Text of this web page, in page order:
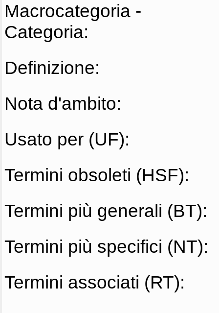
Macrocategoria -
Categoria:
Definizione:
Nota d'ambito:
Usato per (UF):
Termini obsoleti (HSF):
Termini più generali (BT):
Termini più specifici (NT):
Termini associati (RT):